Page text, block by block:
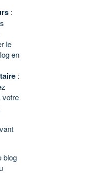
:
le
en
:
votre
blog